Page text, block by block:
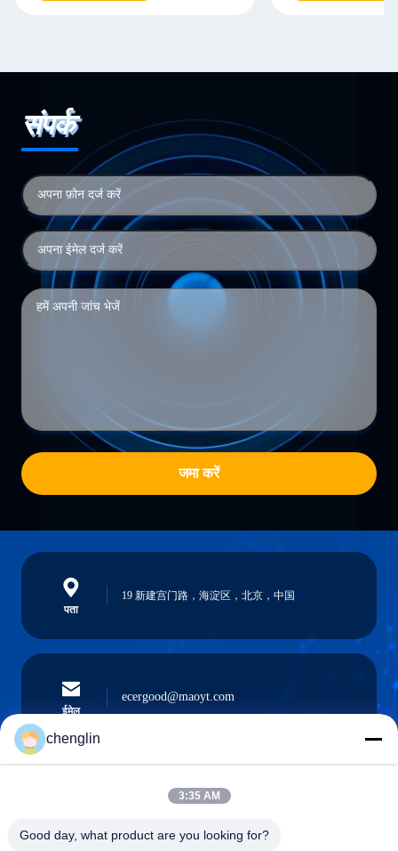
संपर्क
जमा करें
पता
19 新建宫门路，海淀区，北京，中国
ईमेल
ecergood@maoyt.com
0086-731-861329934568
chenglin
3:35 AM
Good day, what product are you looking for?